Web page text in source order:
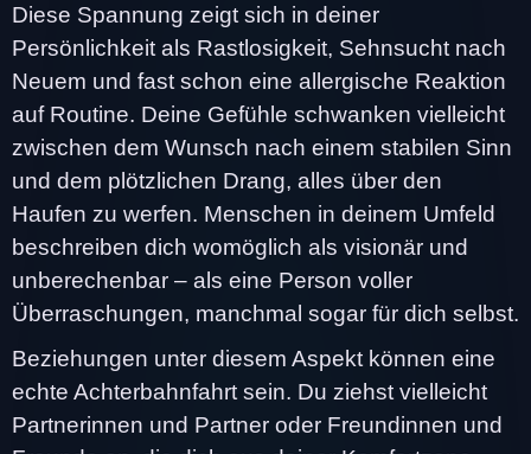
Diese Spannung zeigt sich in deiner
Persönlichkeit als Rastlosigkeit, Sehnsucht nach
Neuem und fast schon eine allergische Reaktion
auf Routine. Deine Gefühle schwanken vielleicht
zwischen dem Wunsch nach einem stabilen Sinn
und dem plötzlichen Drang, alles über den
Haufen zu werfen. Menschen in deinem Umfeld
beschreiben dich womöglich als visionär und
unberechenbar – als eine Person voller
Überraschungen, manchmal sogar für dich selbst.
Beziehungen unter diesem Aspekt können eine
echte Achterbahnfahrt sein. Du ziehst vielleicht
Partnerinnen und Partner oder Freundinnen und